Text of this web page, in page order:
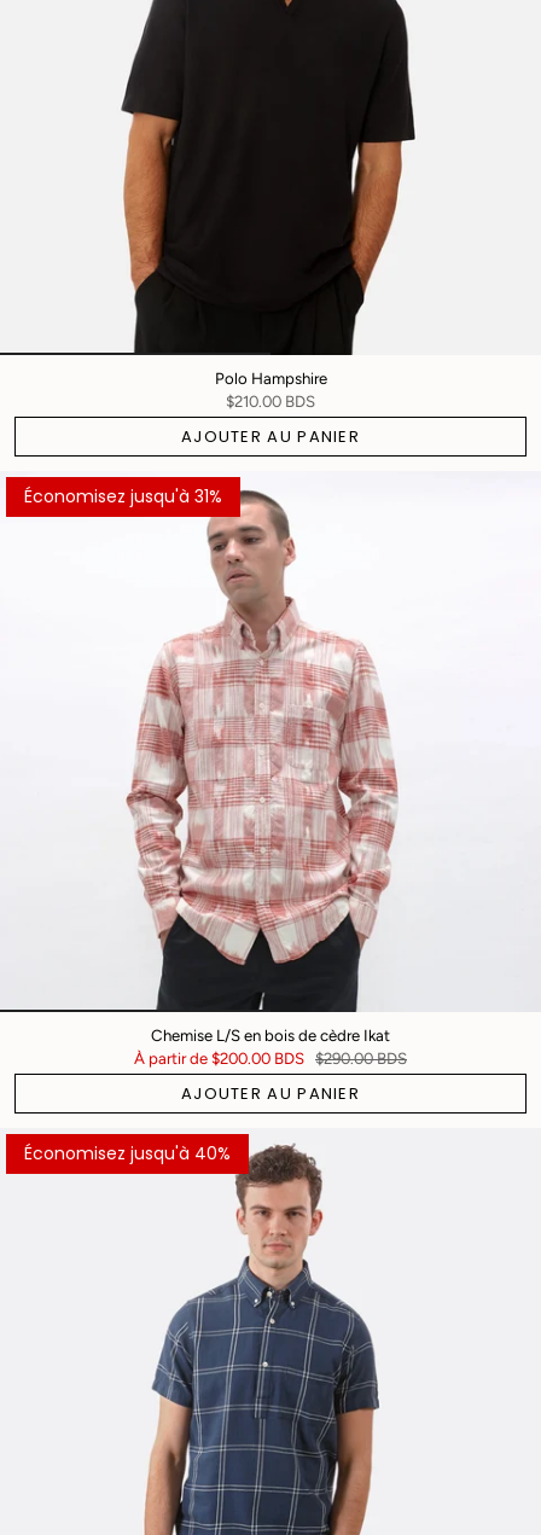
Polo Hampshire
$210.00 BDS
AJOUTER AU PANIER
Économisez jusqu'à 31%
Chemise L/S en bois de cèdre Ikat
À partir de $200.00 BDS $290.00 BDS
AJOUTER AU PANIER
Économisez jusqu'à 40%